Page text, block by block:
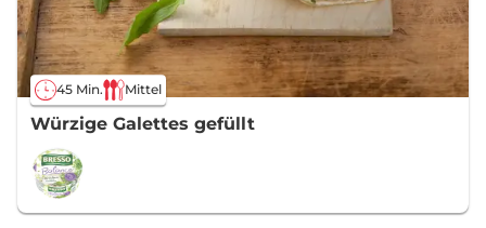
45 Min. Mittel
Würzige Galettes gefüllt